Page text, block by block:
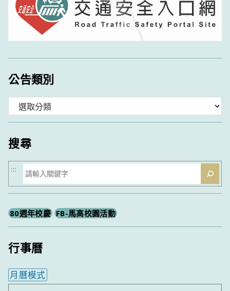
公告類別
類
搜尋
搜
尋
:::
80週年校慶 FB-馬高校園活動
行事曆
月曆模式